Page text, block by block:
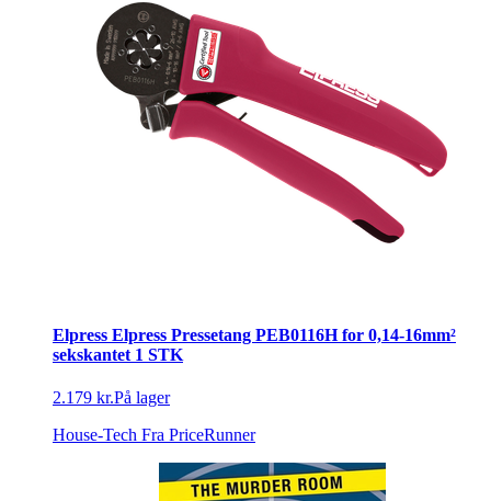
Elpress Elpress Pressetang PEB0116H for 0,14-16mm²
sekskantet 1 STK
2.179 kr.På lager
House-Tech Fra PriceRunner